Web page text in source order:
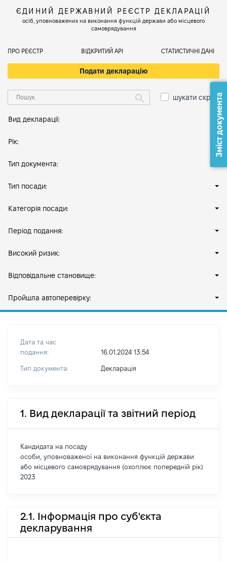
ЄДИНИЙ ДЕРЖАВНИЙ РЕЄСТР ДЕКЛАРАЦІЙ
осіб, уповноважених на виконання функцій держави або місцевого
самоврядування
ПРО РЕЄСТР ВІДКРИТИЙ АРІ СТАТИСТИЧНІ ДАНІ
Подати декларацію
шукати скрізь
Вид декларації:
Рік:
Тип документа:
Тип посади:
Категорія посади:
Період подання:
Високий ризик:
Відповідальне становище:
Пройшла автоперевірку:
Дата та час
подання:
16.01.2024 13:54
Тип документа: Декларація
1. Вид декларації та звітний період
Кандидата на посаду
особи, уповноваженої на виконання функцій держави
або місцевого самоврядування (охоплює попередній рік)
2023
2.1. Інформація про суб'єкта
декларування
Зміст документа